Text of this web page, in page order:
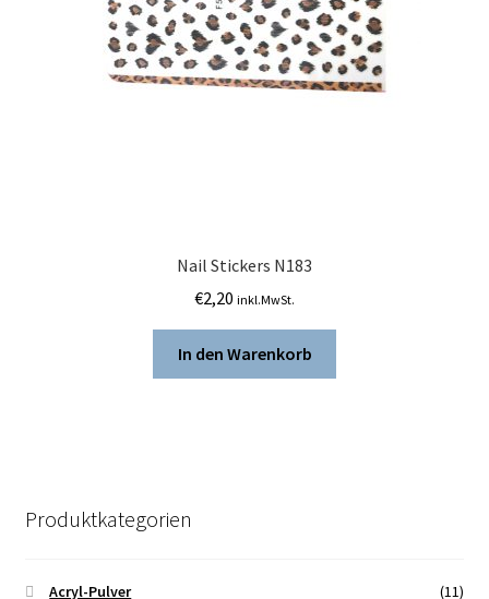
Nail Stickers N183
€2,20 inkl.MwSt.
In den Warenkorb
Produktkategorien
Acryl-Pulver
(11)